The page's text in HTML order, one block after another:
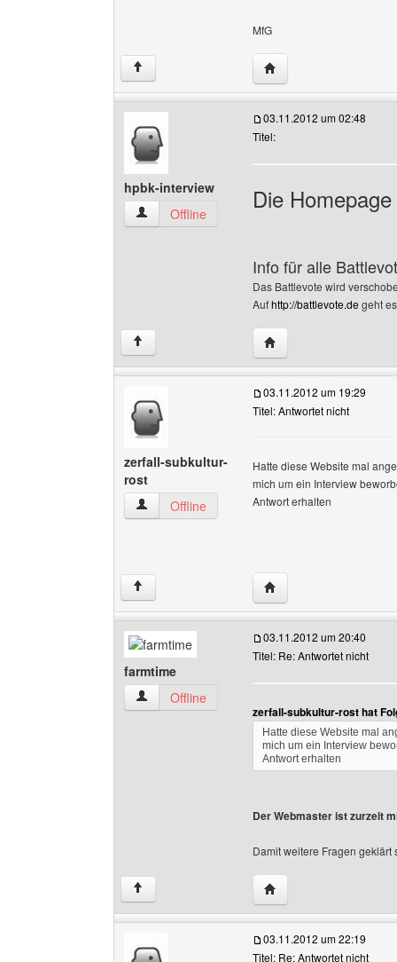
MfG
↑ Website dieses
hpbk-interview
hpbk-interview Benutzer-Profile anzeigen
Offline
03.11.2012 um 02:48
Titel:
Die
Info für alle
Das Battlevote wird
Aufhttp://battlevote.de geht
↑ Website dieses
zerfall-subkultur-
rost
zerfall-subkultur-rost Benutzer-Profile anzeigen
Offline
03.11.2012 um 19:29
Titel: Antwortet nicht
Hatte diese Website mal
mich um ein Interview
Antwort erhalten
↑ Website dieses
farmtime
farmtime Benutzer-Profile anzeigen
Offline
03.11.2012 um 20:40
Titel: Re: Antwortet nicht
zerfall-subkultur-rost hat
Hatte diese Website mal
mich um ein Interview
Antwort erhalten
Der Webmaster ist zurzeit
Damit weitere Fragen geklärt
↑ Website dieses
03.11.2012 um 22:19
Titel: Re: Antwortet nicht